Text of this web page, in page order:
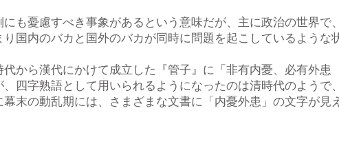
も憂慮すべき事象があるという意味だが、主に政治の世界で
国内のバカと国外のバカが同時に問題を起こしているような
代から漢代にかけて成立した『管子』に「非有内憂、必有外
四字熟語として用いられるようになったのは清時代のようで
末の動乱期には、さまざまな文書に「内憂外患」の文字が見